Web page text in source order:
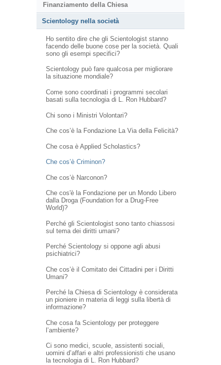
Finanziamento della Chiesa
Scientology nella società
Ho sentito dire che gli Scientologist stanno
facendo delle buone cose per la società. Quali
sono gli esempi specifici?
Scientology può fare qualcosa per migliorare
la situazione mondiale?
Come sono coordinati i programmi secolari
basati sulla tecnologia di L. Ron Hubbard?
Chi sono i Ministri Volontari?
Che cos’è la Fondazione La Via della Felicità?
Che cosa è Applied Scholastics?
Che cos’è Criminon?
Che cos’è Narconon?
Che cos'è la Fondazione per un Mondo Libero
dalla Droga (Foundation for a Drug-Free
World)?
Perché gli Scientologist sono tanto chiassosi
sul tema dei diritti umani?
Perché Scientology si oppone agli abusi
psichiatrici?
Che cos’è il Comitato dei Cittadini per i Diritti
Umani?
Perché la Chiesa di Scientology è considerata
un pioniere in materia di leggi sulla libertà di
informazione?
Che cosa fa Scientology per proteggere
l’ambiente?
Ci sono medici, scuole, assistenti sociali,
uomini d’affari e altri professionisti che usano
la tecnologia di L. Ron Hubbard?